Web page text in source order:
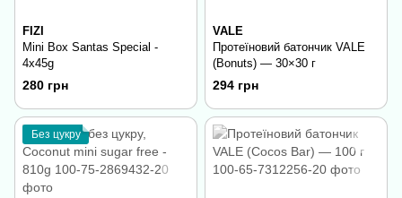
FIZI
Mini Box Santas Special -
4х45g
280 грн
VALE
Протеїновий батончик VALE
(Bonuts) — 30×30 г
294 грн
Без цукру